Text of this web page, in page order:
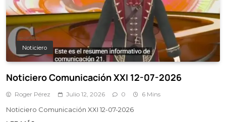
Noticiero
Noticiero Comunicación XXI 12-07-2026
Roger Pérez Julio 12, 2026 0 6 Mins
Noticiero Comunicación XXI 12-07-2026